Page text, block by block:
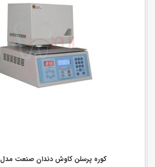
کوره پرسلن کاوش دندان صنعت مدل P900